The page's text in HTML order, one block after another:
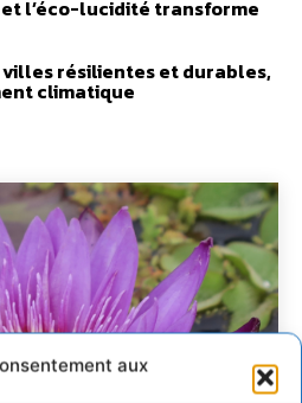
aux
l’éco-lucidité transforme
résilientes et durables,
climatique